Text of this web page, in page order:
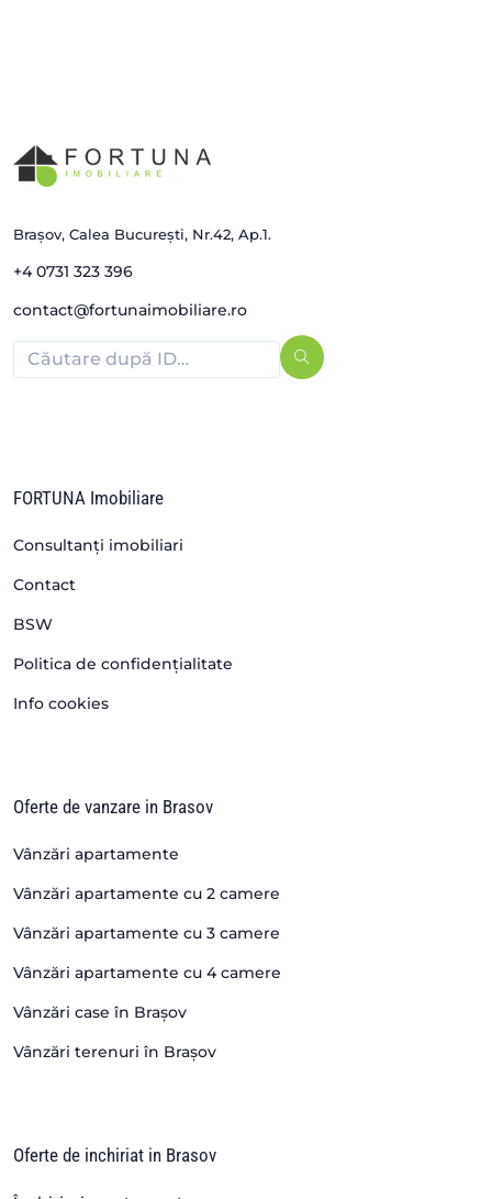
Brașov, Calea București, Nr.42, Ap.1.
+4 0731 323 396
contact@fortunaimobiliare.ro
FORTUNA Imobiliare
Consultanți imobiliari
Contact
BSW
Politica de confidențialitate
Info cookies
Oferte de vanzare in Brasov
Vânzări apartamente
Vânzări apartamente cu 2 camere
Vânzări apartamente cu 3 camere
Vânzări apartamente cu 4 camere
Vânzări case în Brașov
Vânzări terenuri în Brașov
Oferte de inchiriat in Brasov